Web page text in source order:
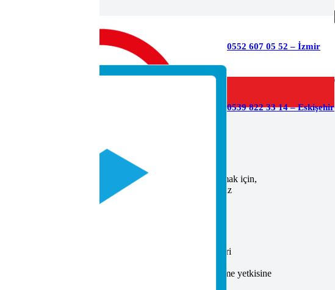
0552 607 05 52 – İzmir
0539 822 33 14 – Eskişehir
olarak kanıtlayan önemli bir belgedir. Bu belgeyi almak için,
Yeterlilik Belgesi veren kurumlar hakkında bilmeniz
akredite edilen çeşitli sınav ve belgelendirme merkezleri
odaları, kendi alanlarında Mesleki Yeterlilik Belgesi verme yetkisine
belirler.